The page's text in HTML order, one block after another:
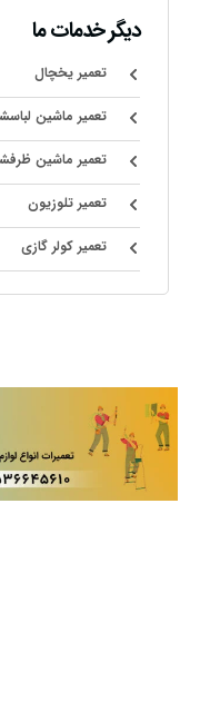
دیگر خدمات ما
تعمیر یخچال
تعمیر ماشین
تعمیر ماشین
تعمیر تلوزیون
تعمیر کولر گازی